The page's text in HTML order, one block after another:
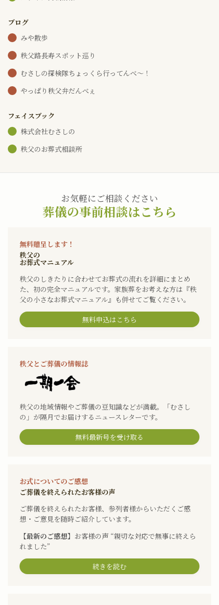
ブログ
みや散歩
秩父路長寿スポット巡り
むさしの探検隊ちょっくら行ってんべ～！
やっぱり秩父弁だんべぇ
フェイスブック
株式会社むさしの
秩父のお葬式相談所
お気軽にご相談ください
葬儀の事前相談はこちら
無料贈呈します！
秩父の
お葬式マニュアル
秩父のしきたりに合わせてお葬式の流れを詳細にまとめ
た、初の完全マニュアルです。家族葬をお考えな方は『秩
父の小さなお葬式マニュアル』も併せてご覧ください。
無料申込はこちら
秩父とご葬儀の情報誌
秩父の地域情報やご葬儀の豆知識などが満載。「むさし
の」が隔月でお届けするニュースレターです。
無料最新号を受け取る
お式についてのご感想
ご葬儀を終えられたお客様の声
ご葬儀を終えられたお客様、参列者様からいただくご感
想・ご意見を随時ご紹介しています。
【最新のご感想】 お客様の声 “親切な対応で無事に終えら
れました”
続きを読む